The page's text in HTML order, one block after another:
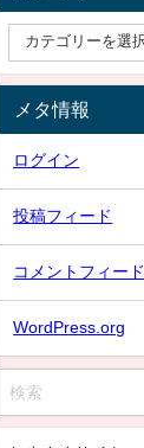
メタ情報
ログイン
投稿フィード
コメントフィード
WordPress.org